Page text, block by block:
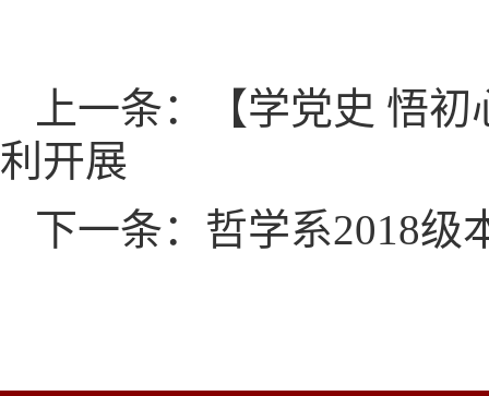
上一条：【学党史 悟
利开展
下一条：哲学系2018级